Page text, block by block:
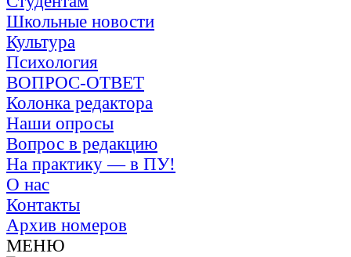
Школьные новости
Культура
Психология
ВОПРОС-ОТВЕТ
Колонка редактора
Наши опросы
Вопрос в редакцию
На практику — в ПУ!
О нас
Контакты
Архив номеров
МЕНЮ